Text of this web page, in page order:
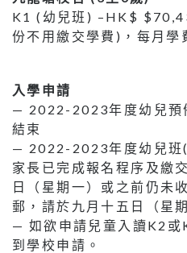
K1 (幼兒班) –HK$
份不用繳交學費)，每月
入學申請
— 2022-2023年度幼兒預
結束
— 2022-2023年度幼兒班
家長已完成報名程序及繳
日（星期一）或之前仍未
郵，請於九月十五日（星
— 如欲申請兒童入讀K2或
到學校申請。